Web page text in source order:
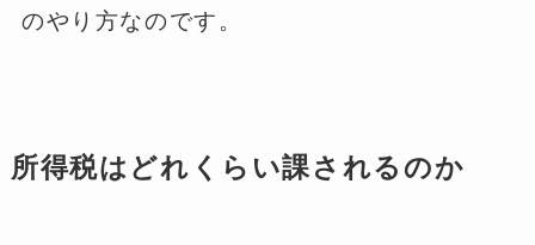
のやり方なのです。
所得税はどれくらい課されるのか